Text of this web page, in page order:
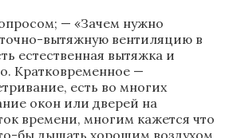
— «Зачем нужно
вытяжную вентиляцию в
естественная вытяжка и
Кратковременное —
есть во многих
окон или дверей на
времени, многим кажется что
бы дышать хорошим воздухом